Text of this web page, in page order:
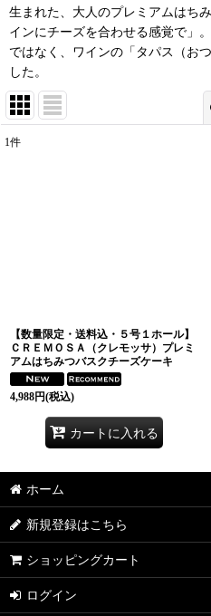
生まれた、大人のプレミアムはち
インにチーズを合わせる感覚で」
ではなく、ワインの「タパス（お
した。
1件
【数量限定・送料込・５号１ホール】
ＣＲＥＭＯＳＡ（クレモッサ）プレミ
アムはちみつバスクチーズケーキ
4,988円(税込)
カートに入れる
ホーム
新規登録はこちら
ショッピングカート
ログイン